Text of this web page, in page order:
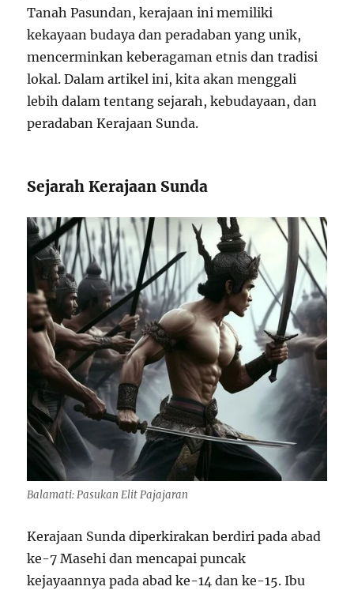
Tanah Pasundan, kerajaan ini memiliki
kekayaan budaya dan peradaban yang unik,
mencerminkan keberagaman etnis dan tradisi
lokal. Dalam artikel ini, kita akan menggali
lebih dalam tentang sejarah, kebudayaan, dan
peradaban Kerajaan Sunda.
Sejarah Kerajaan Sunda
Balamati: Pasukan Elit Pajajaran
Kerajaan Sunda diperkirakan berdiri pada abad
ke-7 Masehi dan mencapai puncak
kejayaannya pada abad ke-14 dan ke-15. Ibu